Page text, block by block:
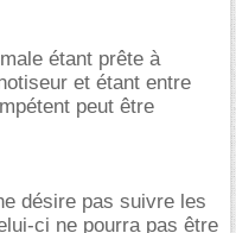
étant prête à
et étant entre
peut être
désire pas suivre les
ci ne pourra pas être